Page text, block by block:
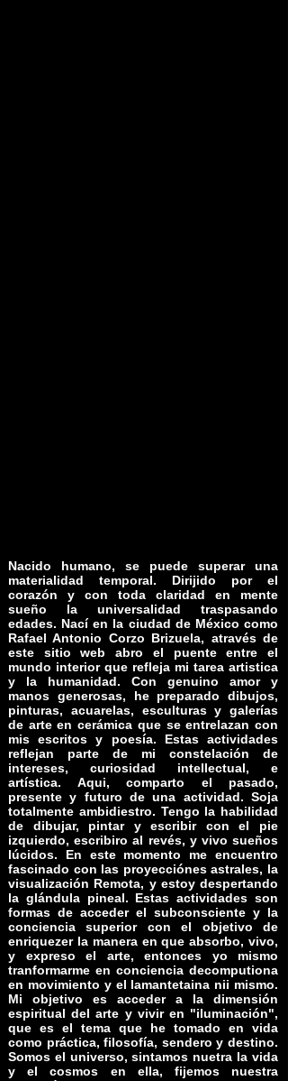
Nacido humano, se puede superar una
materialidad temporal. Dirijido por el
corazón y con toda claridad en mente
sueño la universalidad traspasando
edades. Nací en la ciudad de México como
Rafael Antonio Corzo Brizuela, através de
este sitio web abro el puente entre el
mundo interior que refleja mi tarea artistica
y la humanidad. Con genuino amor y
manos generosas, he preparado dibujos,
pinturas, acuarelas, esculturas y galerías
de arte en cerámica que se entrelazan con
mis escritos y poesía. Estas actividades
reflejan parte de mi constelación de
intereses, curiosidad intellectual, e
artística. Aqui, comparto el pasado,
presente y futuro de una actividad. Soja
totalmente ambidiestro. Tengo la habilidad
de dibujar, pintar y escribir con el pie
izquierdo, escribiro al revés, y vivo sueños
lúcidos. En este momento me encuentro
fascinado con las proyecciónes astrales, la
visualización Remota, y estoy despertando
la glándula pineal. Estas actividades son
formas de acceder el subconsciente y la
conciencia superior con el objetivo de
enriquezer la manera en que absorbo, vivo,
y expreso el arte, entonces yo mismo
tranformarme en conciencia decomputiona
en movimiento y el lamantetaina nii mismo.
Mi objetivo es acceder a la dimensión
espiritual del arte y vivir en "iluminación",
que es el tema que he tomado en vida
como práctica, filosofía, sendero y destino.
Somos el universo, sintamos nuetra la vida
y el cosmos en ella, fijemos nuestra